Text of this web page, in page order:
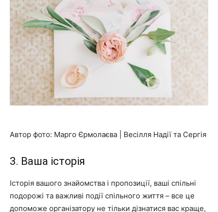
Автор фото: Марго Єрмолаєва | Весілля Надії та Сергія
3. Ваша історія
Історія вашого знайомства і пропозиції, ваші спільні
подорожі та важливі події спільного життя – все це
допоможе організатору не тільки дізнатися вас краще,